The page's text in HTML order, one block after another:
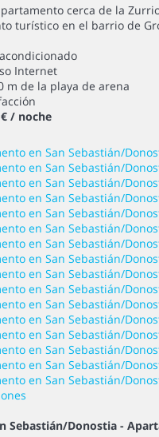
cerca de la
turístico en el barrio de
Internet
m de la playa de arena
/ noche
Sebastián/Donostia -